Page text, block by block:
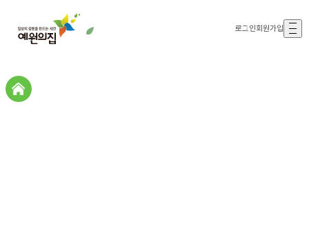
로그인회원가입
갤러리존